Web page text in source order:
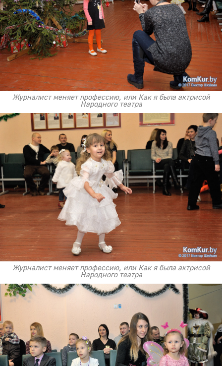
Журналист меняет профессию, или Как я была актрисой
Народного театра
Журналист меняет профессию, или Как я была актрисой
Народного театра